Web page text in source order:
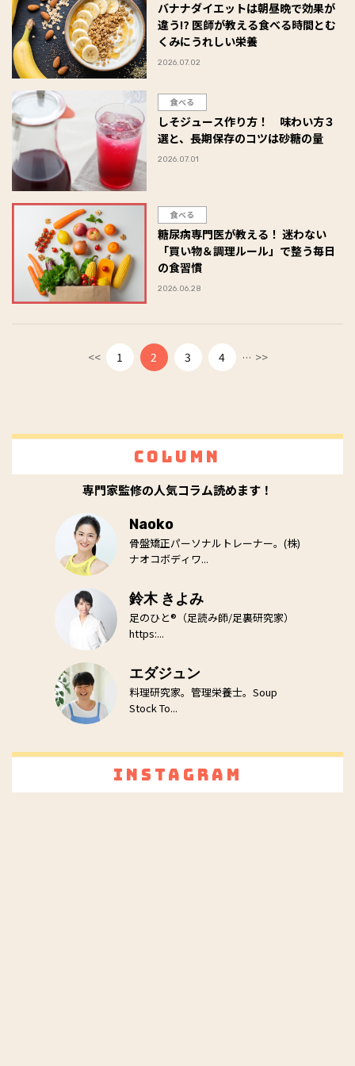
バナナダイエットは朝昼晩で効果が
違う⁉︎ 医師が教える食べる時間とむ
くみにうれしい栄養
2026.07.02
食べる
しそジュース作り方！ 味わい方３
選と、長期保存のコツは砂糖の量
2026.07.01
食べる
糖尿病専門医が教える！ 迷わない
「買い物＆調理ルール」で整う毎日
の食習慣
2026.06.28
<< 1 2 3 4 ... >>
Column
専門家監修の人気コラム読めます！
Naoko
骨盤矯正パーソナルトレーナー。(株)
ナオコボディワ...
鈴木 きよみ
足のひと®（足読み師/足裏研究家）
https:...
エダジュン
料理研究家。管理栄養士。Soup
Stock To...
Instagram